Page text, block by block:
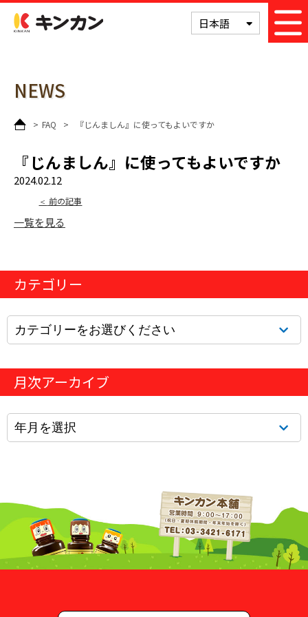
日本語
NEWS
> FAQ > 『じんましん』に使ってもよいですか
『じんましん』に使ってもよいですか
2024.02.12
前の記事
次の記事
一覧を見る
カテゴリー
月次アーカイブ